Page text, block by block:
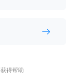
获得帮助